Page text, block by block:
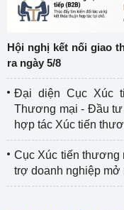
Hội nghị kết nối giao
ra ngày 5/8
Đại diện Cục Xúc
Thương mại - Đầu tư
hợp tác Xúc tiến
Cục Xúc tiến thương
trợ doanh nghiệp mở